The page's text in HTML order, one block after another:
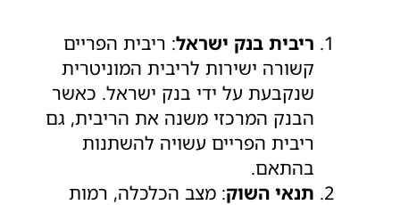
ריבית בנק ישראל: ריבית הפריים
קשורה ישירות לריבית המוניטרית
שנקבעת על ידי בנק ישראל. כאשר
הבנק המרכזי משנה את הריבית, גם
ריבית הפריים עשויה להשתנות
בהתאם.
תנאי השוק: מצב הכלכלה, רמות